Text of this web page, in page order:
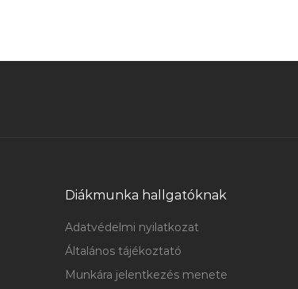
Diákmunka hallgatóknak
Adatvédelmi nyilatkozat
Általános tájékoztató
Munkára jelentkezés menete